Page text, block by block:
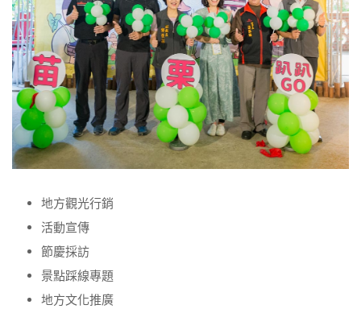
地方觀光行銷
活動宣傳
節慶採訪
景點踩線專題
地方文化推廣